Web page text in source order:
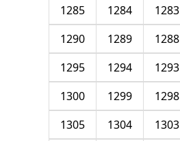
1283
1284
1285
1288
1289
1290
1293
1294
1295
1298
1299
1300
1303
1304
1305